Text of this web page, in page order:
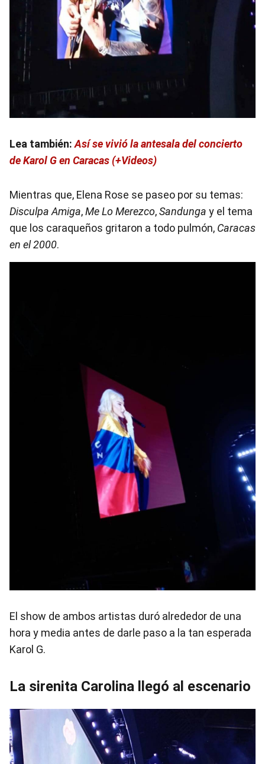
Lea también:Así se vivió la antesala del concierto
de Karol G en Caracas (+Videos)
Mientras que, Elena Rose se paseo por su temas:
Disculpa Amiga,Me Lo Merezco,Sandunga y el tema
que los caraqueños gritaron a todo pulmón, Caracas
en el 2000.
El show de ambos artistas duró alrededor de una
hora y media antes de darle paso a la tan esperada
Karol G.
La sirenita Carolina llegó al escenario